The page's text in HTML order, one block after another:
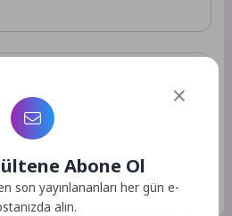
kullanılması için adım, e-posta
kaydedilsin.
Abone Ol
son yayınlananları her gün e-
alın.